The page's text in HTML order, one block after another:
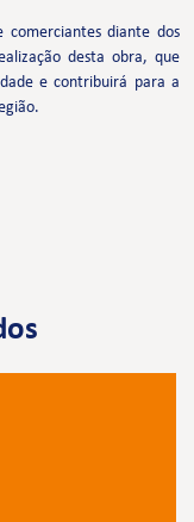
comerciantes diante dos
desta obra, que
e contribuirá para a